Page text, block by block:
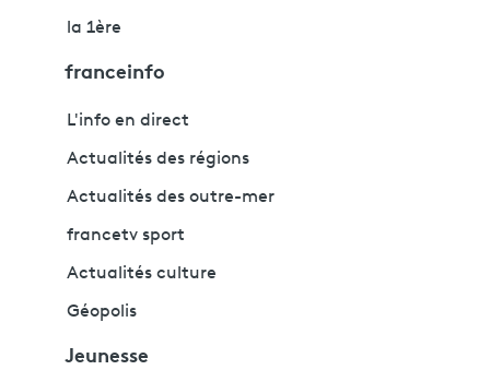
la 1ère
franceinfo
L'info en direct
Actualités des régions
Actualités des outre-mer
francetv sport
Actualités culture
Géopolis
Jeunesse